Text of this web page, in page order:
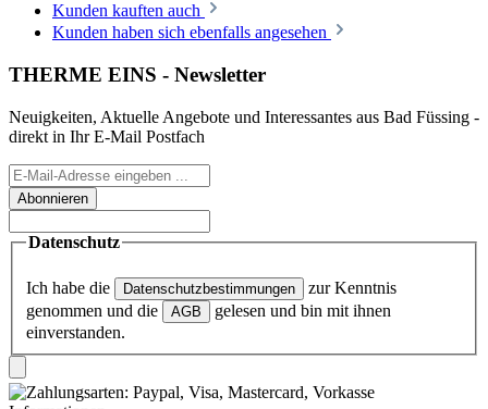
Kunden kauften auch
Kunden haben sich ebenfalls angesehen
THERME EINS - Newsletter
Neuigkeiten, Aktuelle Angebote und Interessantes aus Bad Füssing -
direkt in Ihr E-Mail Postfach
Abonnieren
Datenschutz
Ich habe die Datenschutzbestimmungen
zur Kenntnis
genommen und die
AGB
gelesen und bin mit ihnen
einverstanden.